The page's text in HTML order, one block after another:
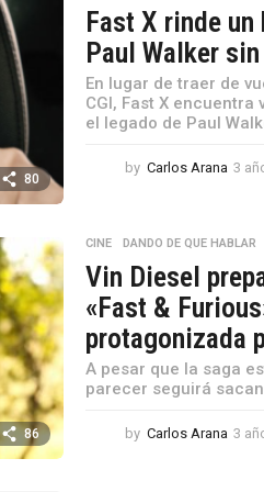
80
Fast X rinde un
Paul Walker
En lugar de traer de
CGI, Fast X
el legado de Paul
by Carlos Arana 3
86
CINE ,DANDO DE QUE HABLAR
Vin Diesel
«Fast &
protagonizada
A pesar que la saga
parecer seguirá
by Carlos Arana 3